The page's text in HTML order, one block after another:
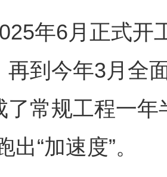
年6月正式开
再到今年3月全
了常规工程一
出“加速度”。